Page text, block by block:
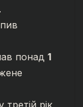
.
понад 1
третій рік